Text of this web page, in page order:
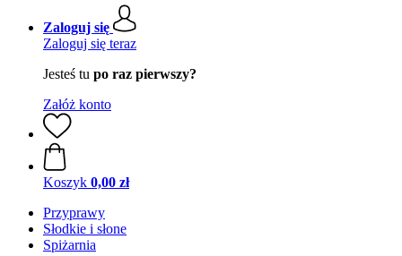
Zaloguj się
Zaloguj się teraz
Jesteś tu po raz pierwszy?
Załóż konto
Koszyk 0,00 zł
Przyprawy
Słodkie i słone
Spiżarnia